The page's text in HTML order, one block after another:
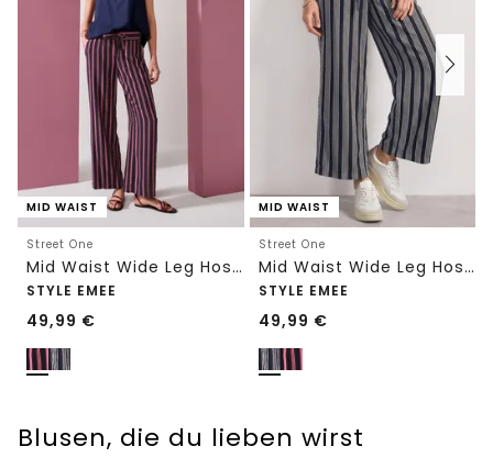
MID WAIST
Street One
Mid Waist Wide Leg Hose mit Streifen
STYLE EMEE
49,99 €
MID WAIST
Street One
Mid Waist Wide Leg Hose mit Streifen
STYLE EMEE
49,99 €
Blusen, die du lieben wirst